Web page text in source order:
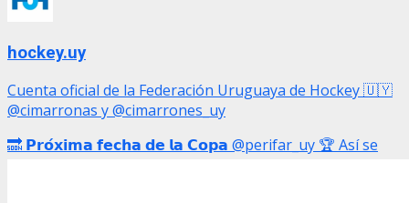
hockey.uy
Cuenta oficial de la Federación Uruguaya de Hockey 🇺🇾
@cimarronas y @cimarrones_uy
🔜 𝗣𝗿𝗼́𝘅𝗶𝗺𝗮 𝗳𝗲𝗰𝗵𝗮 𝗱𝗲 𝗹𝗮 𝗖𝗼𝗽𝗮 @perifar_uy 🏆 Así se